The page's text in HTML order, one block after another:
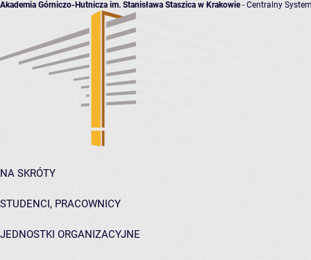
Akademia Górniczo-Hutnicza im. Stanisława Staszica w Krakowie- Centralny
NA SKRÓTY
STUDENCI, PRACOWNICY
JEDNOSTKI ORGANIZACYJNE